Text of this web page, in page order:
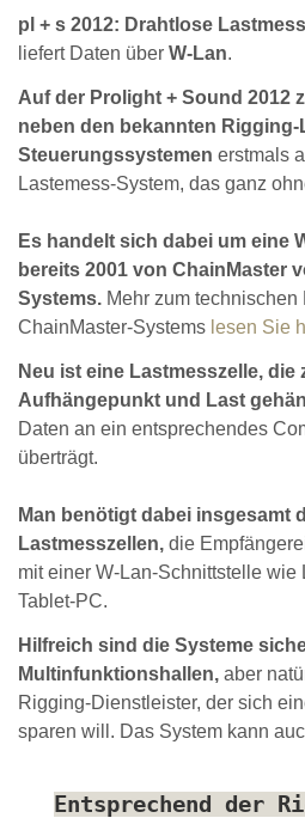
pl + s 2012: Drahtlose
liefert Daten über W-Lan.
Auf der Prolight + Sound 2012
neben den bekannten
Steuerungssystemen erstmals
Lastemess-System, das ganz
Es handelt sich dabei um eine
bereits 2001 von ChainMaster
Systems. Mehr zum
ChainMaster-Systems lesen Sie
Neu ist eine Lastmesszelle, die
Aufhängepunkt und Last
Daten an ein entsprechendes
überträgt.
Man benötigt dabei insgesamt
Lastmesszellen, die
mit einer W-Lan-Schnittstelle wie
Tablet-PC.
Hilfreich sind die Systeme
Multinfunktionshallen, aber
Rigging-Dienstleister, der sich
sparen will. Das System kann
Entsprechend der